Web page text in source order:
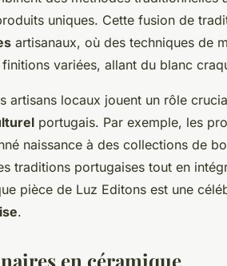
uniques. Cette fusion de
artisanaux, où des techniques de
variées, allant du blanc
artisans locaux jouent un rôle
portugais. Par exemple, les
naissance à des collections de
traditions portugaises tout en
pièce de Luz Editons est une
.
en céramique